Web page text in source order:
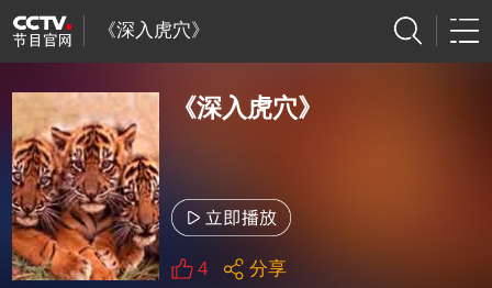
《深入虎穴》
《深入虎穴》
4 分享